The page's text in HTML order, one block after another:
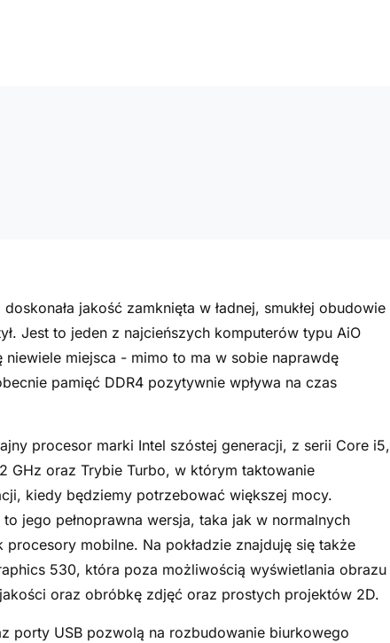
jakość zamknięta w ładnej, smukłej obudowie
Jest to jeden z najcieńszych komputerów typu AiO
miejsca - mimo to ma w sobie naprawdę
pamięć DDR4 pozytywnie wpływa na czas
procesor marki Intel szóstej generacji, z serii Core i5,
GHz oraz Trybie Turbo, w którym taktowanie
kiedy będziemy potrzebować większej mocy.
jego pełnoprawna wersja, taka jak w normalnych
mobilne. Na pokładzie znajduję się także
530, która poza możliwością wyświetlania obrazu
oraz obróbkę zdjęć oraz prostych projektów 2D.
porty USB pozwolą na rozbudowanie biurkowego